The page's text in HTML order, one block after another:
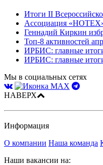
Итоги II
Ассоциация «НОТЕХ»
Геннадий Киркин
Топ-8 активностей
ИРБИС: главные
ИРБИС: главные
Мы в социальных сетях
НАВЕРХ
Информация
О компании Наша команда
Наши вакансии на: